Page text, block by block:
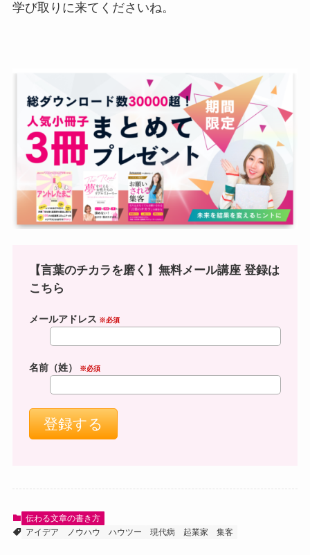
学び取りに来てくださいね。
【言葉のチカラを磨く】無料メール講座 登録は
こちら
メールアドレス ※必須
名前（姓） ※必須
伝わる文章の書き方
アイデア
ノウハウ ハウツー 現代病 起業家 集客